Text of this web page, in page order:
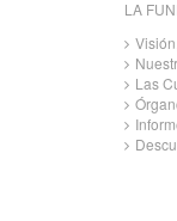
LA
Las